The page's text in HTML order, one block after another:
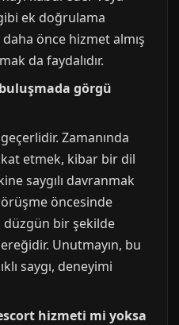
ek doğrulama
önce hizmet almış
da faydalıdır.
görgü
Zamanında
etmek, kibar bir dil
saygılı davranmak
öncesinde
bir şekilde
Unutmayın, bu
saygı, deneyimi
hizmeti mi yoksa